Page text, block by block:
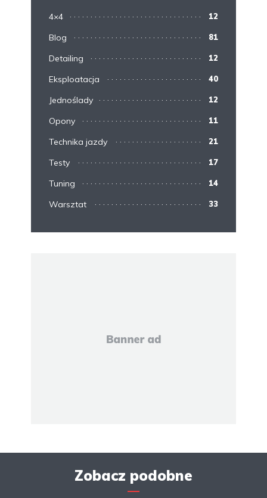
4×4 12
Blog 81
Detailing 12
Eksploatacja 40
Jednoślady 12
Opony 11
Technika jazdy 21
Testy 17
Tuning 14
Warsztat 33
Zobacz podobne